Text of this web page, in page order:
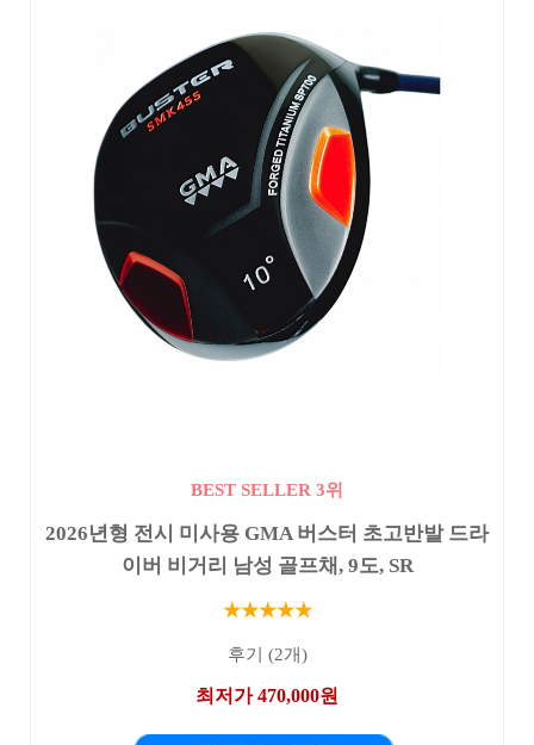
BEST SELLER 3위
2026년형 전시 미사용 GMA 버스터 초고반발 드라
이버 비거리 남성 골프채, 9도, SR
★★★★★
후기 (2개)
최저가 470,000원